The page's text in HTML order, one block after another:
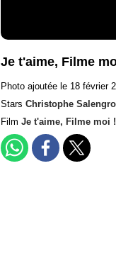
Je t'aime, Filme
Photo ajoutée le 18 février
Stars Christophe Salengro
Film Je t'aime, Filme moi !